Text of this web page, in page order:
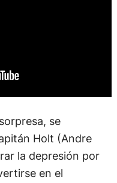
se
Holt (Andre
la depresión por
en el